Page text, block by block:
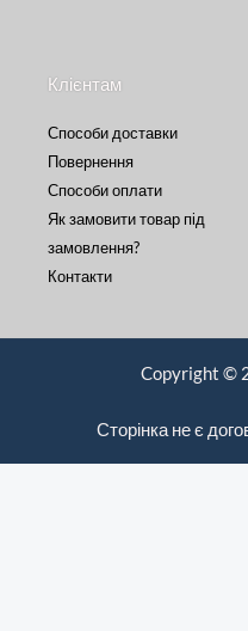
Клієнтам
Способи доставки
Повернення
Способи оплати
Як замовити товар під
замовлення?
Контакти
Copyright ©
Сторінка не є